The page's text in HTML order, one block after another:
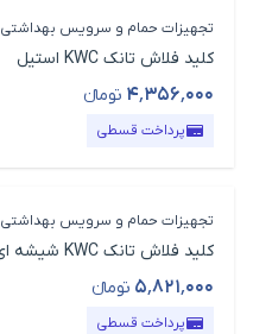
تجهیزات حمام و سرویس بهداشتی
کلید فلاش تانک KWC استیل
۴٬۳۵۶٬۰۰۰ تومانءقیمت محصول
پرداخت قسطی
تجهیزات حمام و سرویس بهداشتی
کلید فلاش تانک KWC شیشه ای
۵٬۸۲۱٬۰۰۰ تومانء
قیمت محصول
پرداخت قسطی